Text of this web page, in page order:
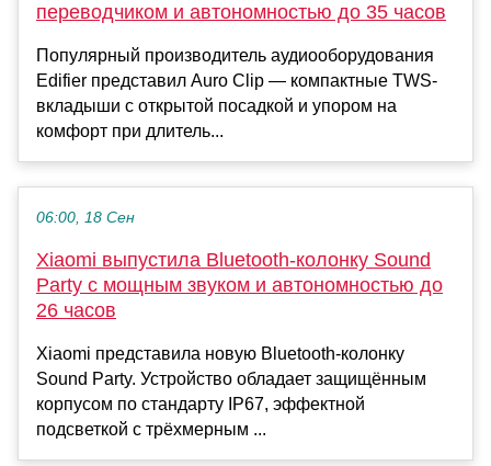
переводчиком и автономностью до 35 часов
Популярный производитель аудиооборудования
Edifier представил Auro Clip — компактные TWS-
вкладыши с открытой посадкой и упором на
комфорт при длитель...
06:00, 18 Сен
Xiaomi выпустила Bluetooth-колонку Sound
Party с мощным звуком и автономностью до
26 часов
Xiaomi представила новую Bluetooth-колонку
Sound Party. Устройство обладает защищённым
корпусом по стандарту IP67, эффектной
подсветкой с трёхмерным ...